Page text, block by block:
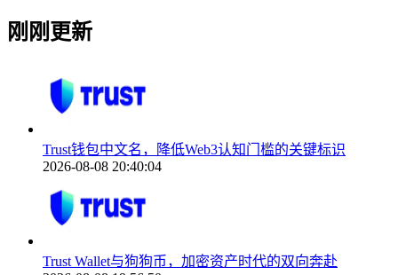
刚刚更新
Trust钱包中文名，降低Web3认知门槛的关键标识
2026-08-08 20:40:04
Trust Wallet与狗狗币，加密资产时代的双向奔赴